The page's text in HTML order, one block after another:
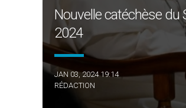
Nouvelle catéchèse du
2024
JAN 03, 2024 19:14
RÉDACTION